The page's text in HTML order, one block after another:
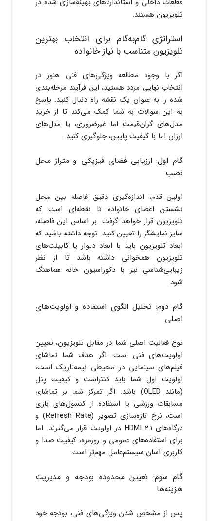
تلویزیون هستند.
استراتژی گام‌به‌گام برای انتخاب بهترین
تلویزیون متناسب با نیاز خانواده
اگر با وجود مطالعه ویژگی‌های فنی هنوز در
انتخاب نهایی مردد هستید، این فرآیند مرحله‌بندی
شده را به عنوان یک نقشه راه دنبال کنید. پاسخ
به این سوالات به شما کمک می‌کند تا از خرید
مدل‌های گران‌قیمت اما غیرضروری، یا مدل‌های
ارزان اما با کیفیت پایین، جلوگیری کنید.
گام اول: ارزیابی فضای فیزیکی و متراژ محل
نصب
اولین قدم، اندازه‌گیری دقیق فاصله بین محل
نشستن اعضای خانواده تا نقطه‌ای است که
تلویزیون قرار خواهد گرفت. بر اساس این فاصله،
سایز نمایشگر را تعیین کنید. توجه داشته باشید که
ابعاد تلویزیون باید با ابعاد دیوار یا کابینت‌های
تلویزیون همخوانی داشته باشد تا از نظر
زیبایی‌شناسی نیز با دکوراسیون خانه هماهنگ
شود.
گام دوم: تحلیل الگوی استفاده و اولویت‌های
اصلی
نوع فعالیت اصلی شما در مقابل تلویزیون، تعیین
اولویت‌های فنی است. اگر هدف شما تماشای
فیلم‌های سینمایی در محیطی نیمه‌تاریک است،
اولویت اول شما باید کنتراست و کیفیت پنل
(مانند OLED) باشد. اگر تمرکز شما بر تماشای
مسابقات ورزشی یا استفاده از کنسول‌های بازی
است، نرخ تازه‌سازی تصویر (Refresh Rate) و
درگاه‌های HDMI 2.1 در اولویت قرار می‌گیرند. اما
برای استفاده‌های عمومی و روزمره، کیفیت صدا و
کاربری آسان سیستم‌عامل مهم‌تر است.
گام سوم: تعیین محدوده بودجه و مدیریت
هزینه‌ها
پس از مشخص شدن ویژگی‌های فنی، بودجه خود
ارسال نظر به صورت ناشناس
ثبت نظر به معنی موافقت با قوانین انتخاب من است
ثبت پاسخ